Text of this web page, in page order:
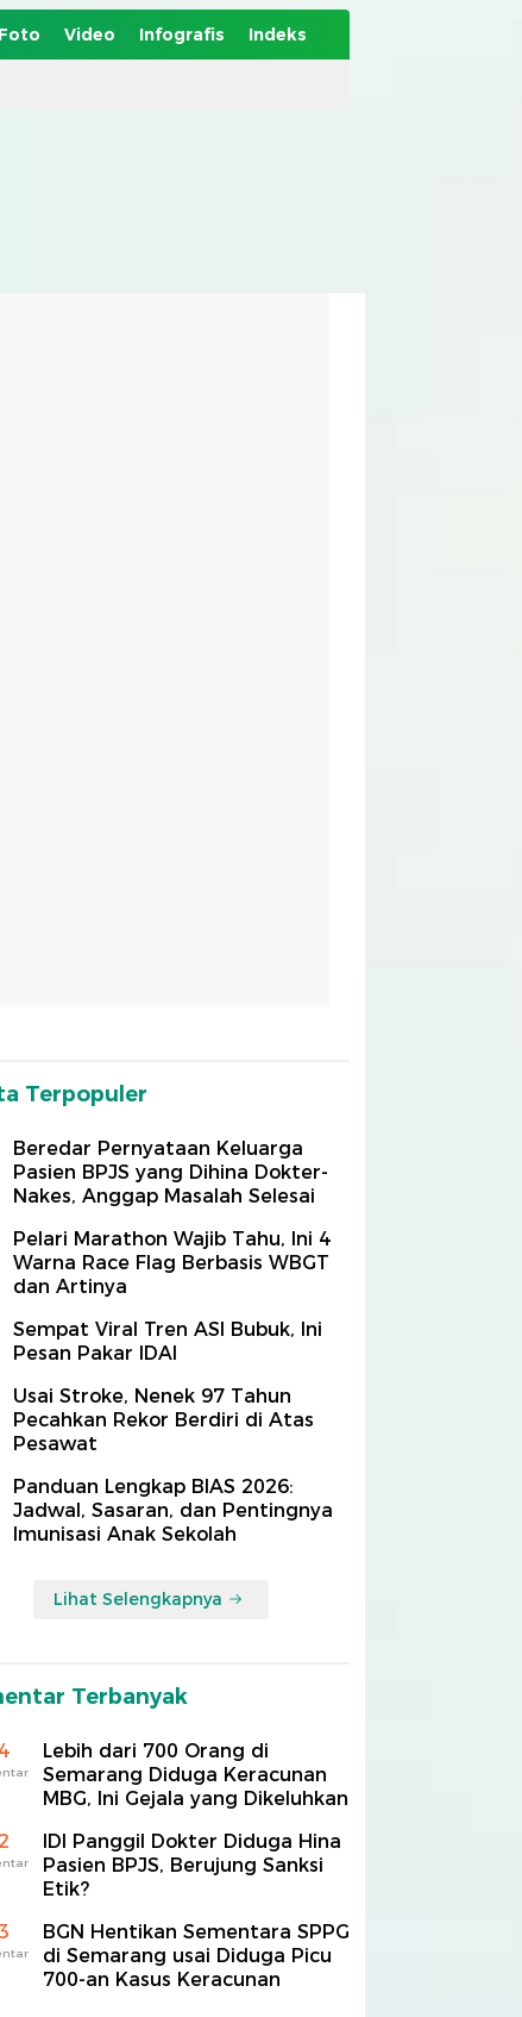
Foto Video Infografis Indeks
Terpopuler
Beredar Pernyataan Keluarga
Pasien BPJS yang Dihina Dokter-
Nakes, Anggap Masalah Selesai
Pelari Marathon Wajib Tahu, Ini 4
Warna Race Flag Berbasis WBGT
dan Artinya
Sempat Viral Tren ASI Bubuk, Ini
Pesan Pakar IDAI
Usai Stroke, Nenek 97 Tahun
Pecahkan Rekor Berdiri di Atas
Pesawat
Panduan Lengkap BIAS 2026:
Jadwal, Sasaran, dan Pentingnya
Imunisasi Anak Sekolah
Lihat Selengkapnya
Terbanyak
Lebih dari 700 Orang di
Semarang Diduga Keracunan
MBG, Ini Gejala yang Dikeluhkan
IDI Panggil Dokter Diduga Hina
Pasien BPJS, Berujung Sanksi
Etik?
BGN Hentikan Sementara SPPG
di Semarang usai Diduga Picu
700-an Kasus Keracunan